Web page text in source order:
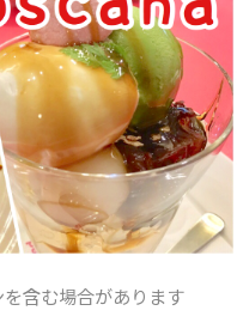
含む場合があります